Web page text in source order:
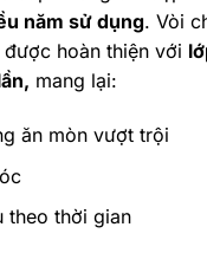
năm sử dụng. Vòi
được hoàn thiện với
mang lại:
ăn mòn vượt trội
theo thời gian